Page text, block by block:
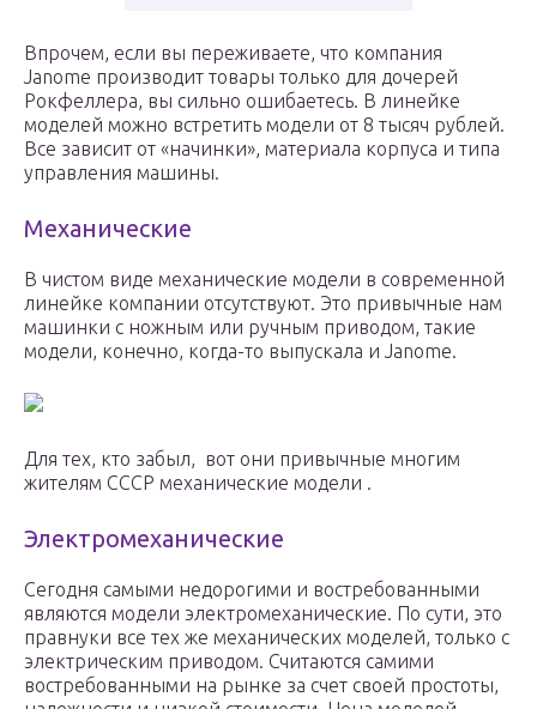
Впрочем, если вы переживаете, что компания
Janome производит товары только для дочерей
Рокфеллера, вы сильно ошибаетесь. В линейке
моделей можно встретить модели от 8 тысяч рублей.
Все зависит от «начинки», материала корпуса и типа
управления машины.
Механические
В чистом виде механические модели в современной
линейке компании отсутствуют. Это привычные нам
машинки с ножным или ручным приводом, такие
модели, конечно, когда-то выпускала и Janome.
Для тех, кто забыл, вот они привычные многим
жителям СССР механические модели .
Электромеханические
Сегодня самыми недорогими и востребованными
являются модели электромеханические. По сути, это
правнуки все тех же механических моделей, только с
электрическим приводом. Считаются самими
востребованными на рынке за счет своей простоты,